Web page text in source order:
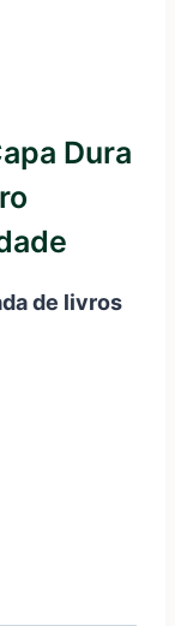
Dura
de livros